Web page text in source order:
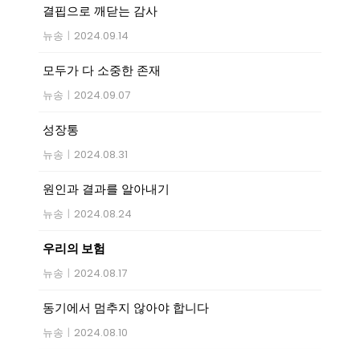
결핍으로 깨닫는 감사
뉴송 | 2024.09.14
모두가 다 소중한 존재
뉴송 | 2024.09.07
성장통
뉴송 | 2024.08.31
원인과 결과를 알아내기
뉴송 | 2024.08.24
우리의 보험
뉴송 | 2024.08.17
동기에서 멈추지 않아야 합니다
뉴송 | 2024.08.10